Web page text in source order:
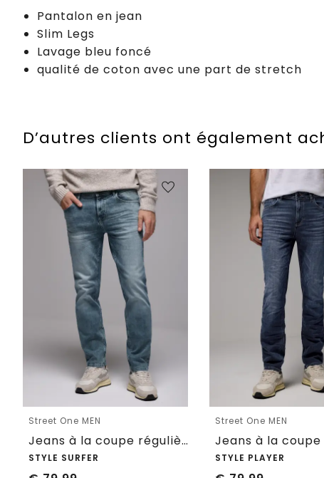
Pantalon en jean
Slim Legs
Lavage bleu foncé
qualité de coton avec une part de stretch
D’autres clients ont également
Street One MEN
Jeans à la coupe régulière
STYLE SURFER
Street One MEN
STYLE PLAYER